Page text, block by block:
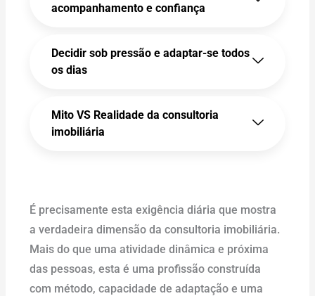
acompanhamento e confiança
Decidir sob pressão e adaptar-se todos
os dias
Mito VS Realidade da consultoria
imobiliária
É precisamente esta exigência diária que mostra
a verdadeira dimensão da consultoria imobiliária.
Mais do que uma atividade dinâmica e próxima
das pessoas, esta é uma profissão construída
com método, capacidade de adaptação e uma